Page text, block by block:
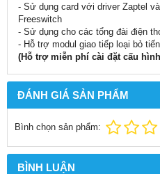
- Sử dụng card với driver Zaptel
Freeswitch
- Sử dụng cho các tổng đài điện
- Hỗ trợ modul giao tiếp loại bỏ
(Hỗ trợ miễn phí cài đặt cấu
ĐÁNH GIÁ SẢN PHẨM
Bình chọn sản phẩm:
BÌNH LUẬN